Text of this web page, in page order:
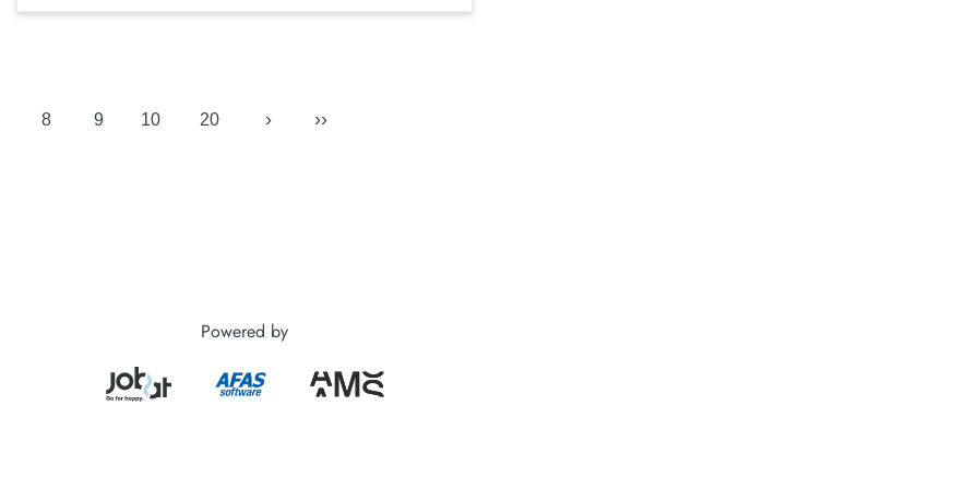
8 9 10 20 › ››
Powered by